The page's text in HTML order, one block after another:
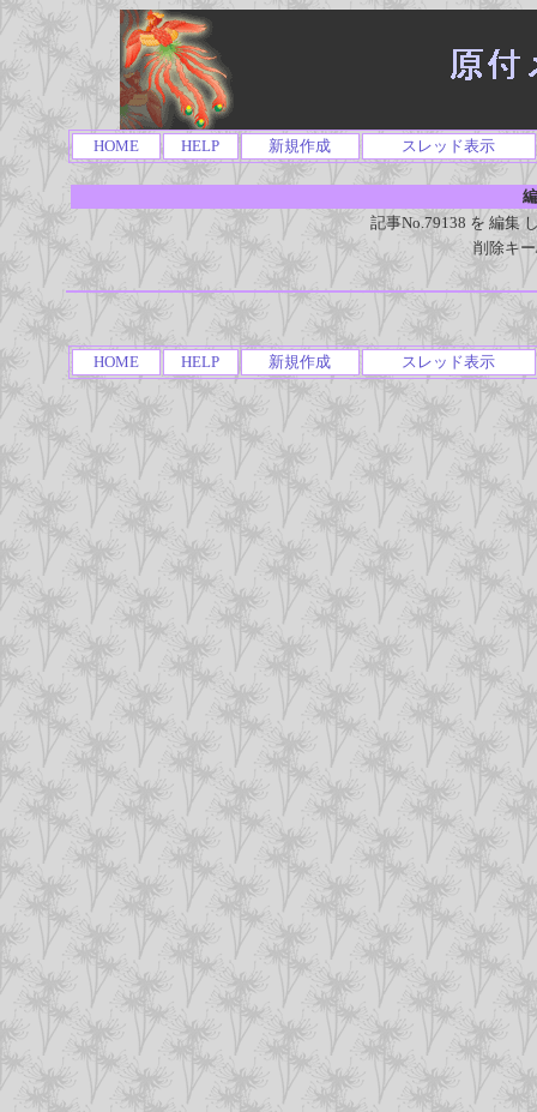
HOME HELP 新規作成 スレッド表示
記事No.79138 を 編集
削除キ
HOME HELP 新規作成 スレッド表示